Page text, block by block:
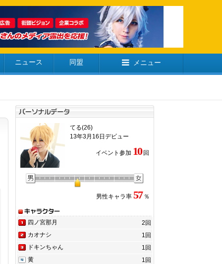
ニュース 同盟 メニュー
てる(26)
13年3月16日デビュー
イベント参加 10回
男性キャラ率 57 ％
四ノ宮那月
2回
カオナシ
1回
ドキンちゃん
1回
黄
1回